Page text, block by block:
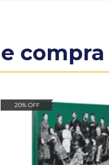
compra
20% OFF